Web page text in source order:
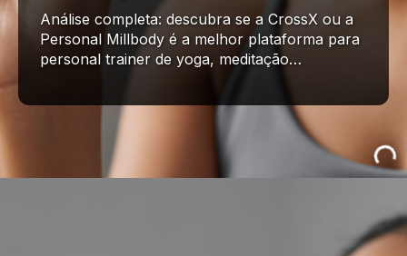
Análise completa: descubra se a CrossX ou a
Personal Millbody é a melhor plataforma para
personal trainer de yoga, meditação…